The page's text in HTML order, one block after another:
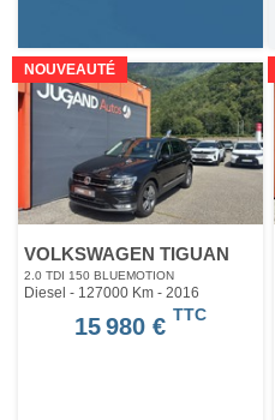
NOUVEAUTÉ
VOLKSWAGEN TIGUAN
2.0 TDI 150 BLUEMOTION
Diesel - 127000 Km - 2016
15 980 € TTC